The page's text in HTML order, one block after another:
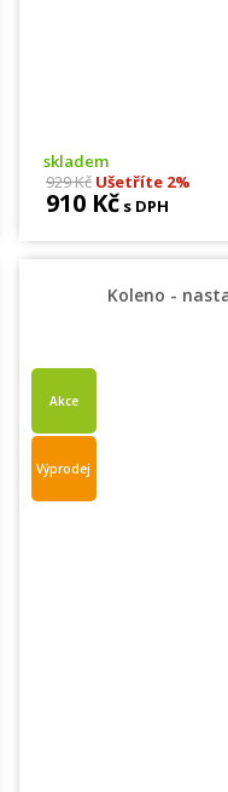
skladem
929 Kč Ušetříte 2%
910 Kč s DPH
Koleno -
Akce
Výprodej